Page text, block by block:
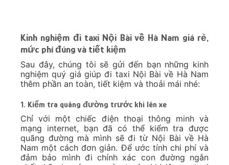
Kinh nghiệm đi taxi Nội Bài về Hà Nam giá rẻ,
mức phí đúng và tiết kiệm
Sau đây, chúng tôi sẽ gửi đến bạn những kinh
nghiệm quý giá giúp đi taxi Nội Bài về Hà Nam
thêm phần an toàn, tiết kiệm và thoải mái nhé:
1. Kiểm tra quãng đường trước khi lên xe
Chỉ với một chiếc điện thoại thông minh và
mạng internet, bạn đã có thể kiểm tra được
quãng đường mà mình sẽ đi từ Nội Bài về Hà
Nam một cách đơn giản. Để ước tính chi phí và
đảm bảo mình đi chính xác con đường ngắn